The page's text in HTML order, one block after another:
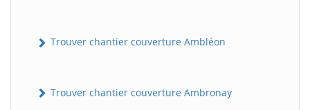
Trouver chantier couverture Ambléon
Trouver chantier couverture Ambronay